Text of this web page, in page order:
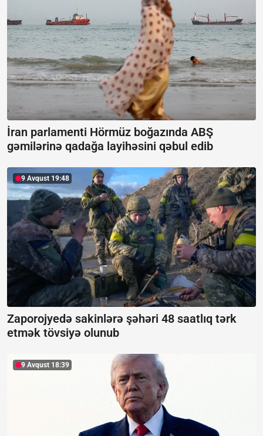
İran parlamenti Hörmüz boğazında ABŞ
gəmilərinə qadağa layihəsini qəbul edib
9 Avqust 19:48
Zaporojyedə sakinlərə şəhəri 48 saatlıq tərk
etmək tövsiyə olunub
9 Avqust 18:39